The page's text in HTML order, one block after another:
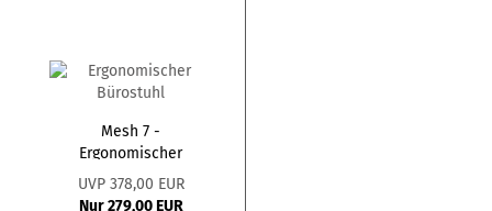
Mesh 7 -
Ergonomischer
Bürostuhl
UVP 378,00 EUR
Nur 279,00 EUR